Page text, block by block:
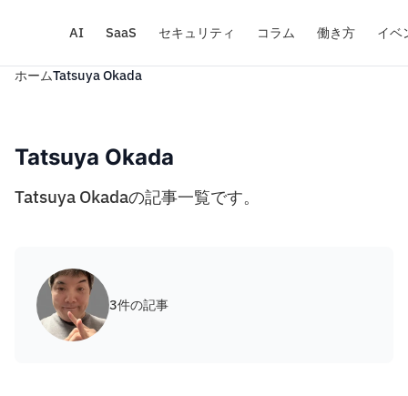
AI SaaS セキュリティ コラム 働き方 イベ
ホームTatsuya Okada
Tatsuya Okada
Tatsuya Okadaの記事一覧です。
3件の記事